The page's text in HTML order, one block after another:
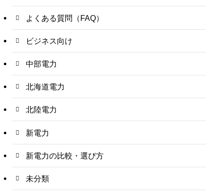
よくある質問（FAQ）
ビジネス向け
中部電力
北海道電力
北陸電力
新電力
新電力の比較・選び方
未分類